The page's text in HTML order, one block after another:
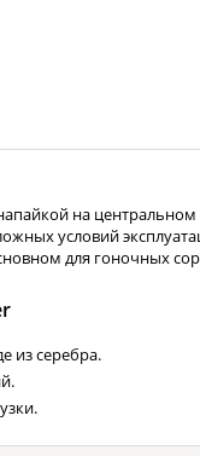
на центральном
условий
для гоночных
из серебра.